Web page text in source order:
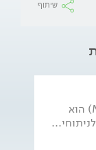
שיתוף
ד"ר אייל רוזנצוויג (M.D, Ph.D) הוא